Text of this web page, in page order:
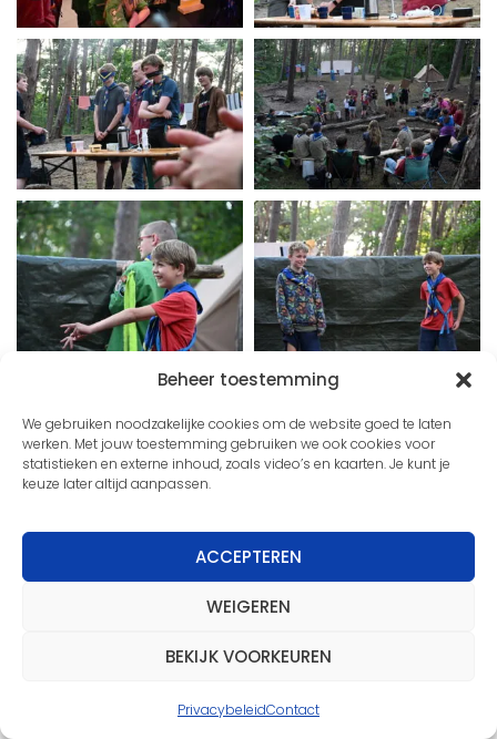
Beheer toestemming
We gebruiken noodzakelijke cookies om de website goed te laten
werken. Met jouw toestemming gebruiken we ook cookies voor
statistieken en externe inhoud, zoals video’s en kaarten. Je kunt je
keuze later altijd aanpassen.
ACCEPTEREN
WEIGEREN
BEKIJK VOORKEUREN
PrivacybeleidContact